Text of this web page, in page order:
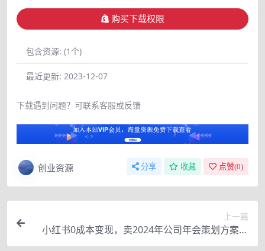
购买下载权限
包含资源: (1个)
最近更新: 2023-12-07
下载遇到问题？可联系客服或反馈
创业资源 分享 收藏 点赞(0)
上一篇
小红书0成本变现，卖2024年公司年会策划方案，
一部手机可操作